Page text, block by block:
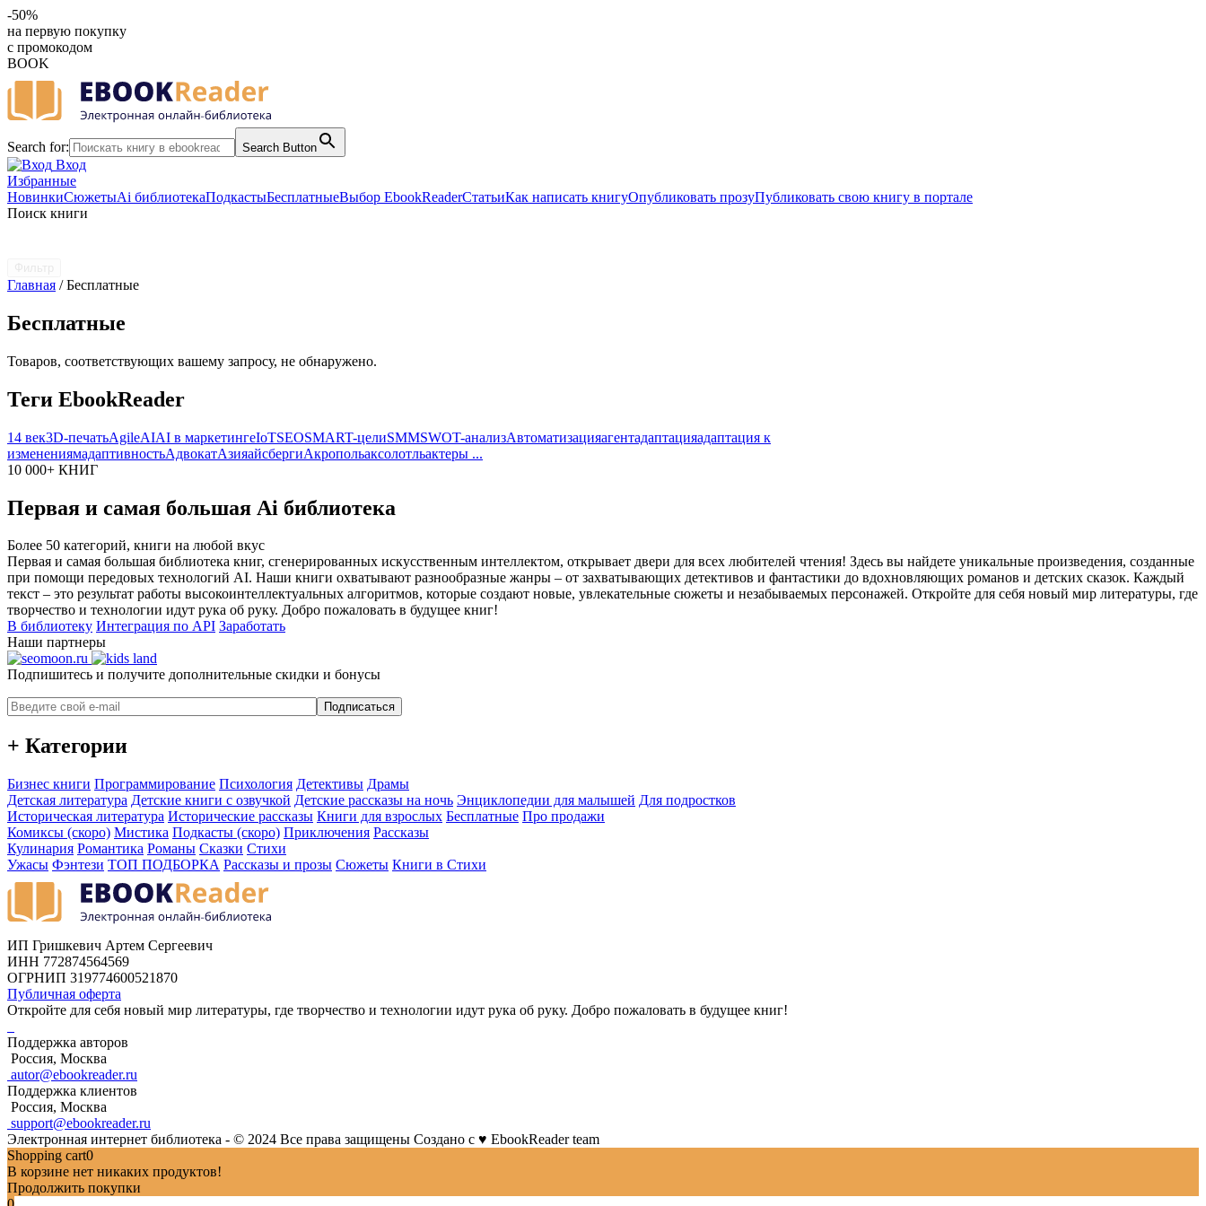
-50%
на первую покупку
с промокодом
BOOK
Search for: Search Button
Вход
Избранные
НовинкиСюжетыAi библиотекаПодкастыБесплатныеВыбор EbookReaderСтатьиКак написать книгуОпубликовать прозуПубликовать свою книгу в портале
Поиск книги
Главная / Бесплатные
Бесплатные
Товаров, соответствующих вашему запросу, не обнаружено.
Теги EbookReader
14 век3D-печатьAgileAIAI в маркетингеIoTSEOSMART-целиSMMSWOT-анализАвтоматизацияагентадаптацияадаптация к
изменениямадаптивностьАдвокатАзияайсбергиАкропольаксолотльактеры ...
10 000+ КНИГ
Первая и самая большая Ai библиотека
Более 50 категорий, книги на любой вкус
Первая и самая большая библиотека книг, сгенерированных искусственным интеллектом, открывает двери для всех любителей чтения! Здесь вы найдете уникальные произведения, созданные
при помощи передовых технологий AI. Наши книги охватывают разнообразные жанры – от захватывающих детективов и фантастики до вдохновляющих романов и детских сказок. Каждый
текст – это результат работы высокоинтеллектуальных алгоритмов, которые создают новые, увлекательные сюжеты и незабываемых персонажей. Откройте для себя новый мир литературы, где
творчество и технологии идут рука об руку. Добро пожаловать в будущее книг!
В библиотеку Интеграция по API Заработать
Наши партнеры
Подпишитесь и получите дополнительные скидки и бонусы
Подписаться
+ Категории
Бизнес книги Программирование Психология Детективы Драмы
Детская литература Детские книги с озвучкой Детские рассказы на ночь Энциклопедии для малышей Для подростков
Историческая литература Исторические рассказы Книги для взрослых Бесплатные Про продажи
Комиксы (скоро) Мистика Подкасты (скоро) Приключения Рассказы
Кулинария Романтика Романы Сказки Стихи
Ужасы Фэнтези ТОП ПОДБОРКА Рассказы и прозы Сюжеты Книги в Стихи
ИП Гришкевич Артем Сергеевич
ИНН 772874564569
ОГРНИП 319774600521870
Публичная оферта
Откройте для себя новый мир литературы, где творчество и технологии идут рука об руку. Добро пожаловать в будущее книг!
Поддержка авторов
Россия, Москва
autor@ebookreader.ru
Поддержка клиентов
Россия, Москва
support@ebookreader.ru
Электронная интернет библиотека - © 2024 Все права защищены Создано с ♥ EbookReader team
Shopping cart0
В корзине нет никаких продуктов!
Продолжить покупки